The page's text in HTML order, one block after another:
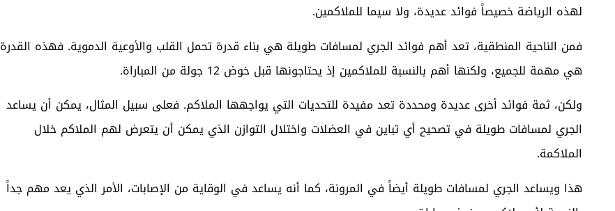
لهذه الرياضة خصيصاً فوائد عديدة، ولا سيما للملاكمين.
فمن الناحية المنطقية، تعد أهم فوائد الجري لمسافات طويلة هي بناء قدرة تحمل القلب والأوعية الدموية. فهذه القدرة
هي مهمة للجميع، ولكنها أهم بالنسبة للملاكمين إذ يحتاجونها قبل خوض 12 جولة من المباراة.
ولكن، ثمة فوائد أخرى عديدة ومحددة تعد مفيدة للتحديات التي يواجهها الملاكم. فعلى سبيل المثال، يمكن أن يساعد
الجري لمسافات طويلة في تصحيح أي تباين في العضلات واختلال التوازن الذي يمكن أن يتعرض لهم الملاكم خلال
الملاكمة.
هذا ويساعد الجري لمسافات طويلة أيضاً في المرونة، كما أنه يساعد في الوقاية من الإصابات، الأمر الذي يعد مهم جداً